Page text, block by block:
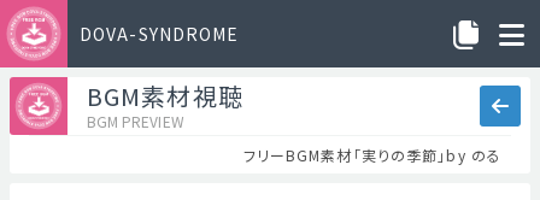
DOVA-SYNDROME
BGM素材視聴
BGM PREVIEW
フリーBGM素材「実りの季節」by のる